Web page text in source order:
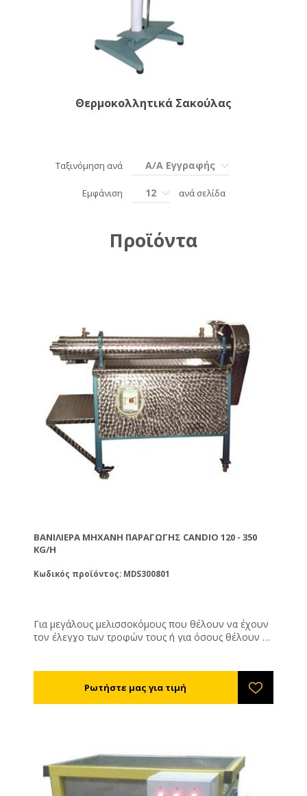
Θερμοκολλητικά Σακούλας
Ταξινόμηση ανά Α/Α Εγγραφής
Εμφάνιση 12 ανά σελίδα
Προϊόντα
ΒΑΝΙΛΙΈΡΑ ΜΗΧΑΝΉ ΠΑΡΑΓΩΓΉΣ CANDIO 120 - 350
KG/H
Κωδικός προϊόντος: MDS300801
Για μεγάλους μελισσοκόμους που θέλουν να έχουν
τον έλεγχο των τροφών τους ή για όσους θέλουν να
120 κιλά την ώρα με ηλεκτροκινητήρα τριφασικό 3 hp
180 κιλά την ώρα με ηλεκτροκινητήρα τριφασικό 4 hp